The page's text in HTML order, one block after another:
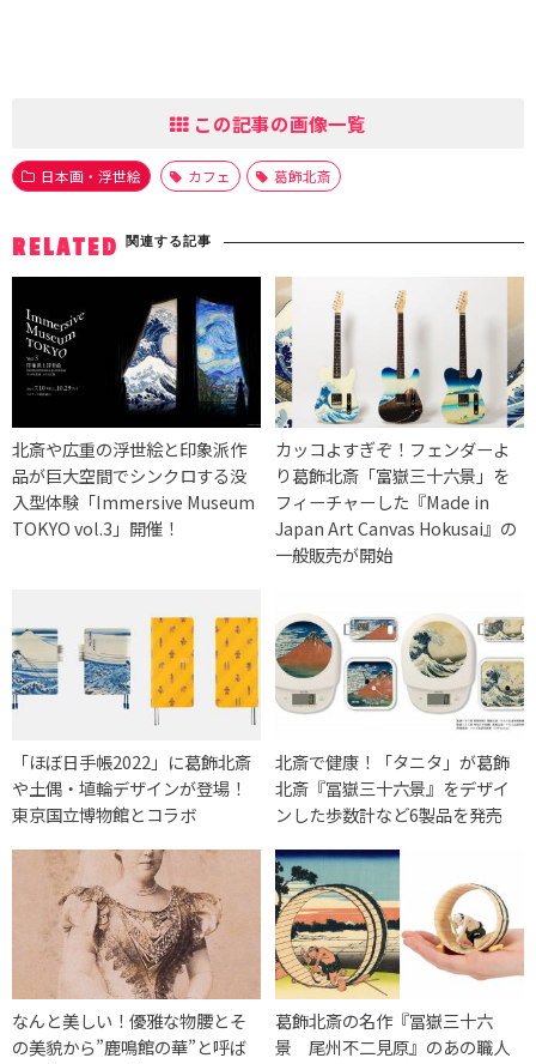
この記事の画像一覧
日本画・浮世絵 カフェ 葛飾北斎
RELATED 関連する記事
北斎や広重の浮世絵と印象派作
品が巨大空間でシンクロする没
入型体験「Immersive Museum
TOKYO vol.3」開催！
カッコよすぎぞ！フェンダーよ
り葛飾北斎「富嶽三十六景」を
フィーチャーした『Made in
Japan Art Canvas Hokusai』の
一般販売が開始
「ほぼ日手帳2022」に葛飾北斎
や土偶・埴輪デザインが登場！
東京国立博物館とコラボ
北斎で健康！「タニタ」が葛飾
北斎『冨嶽三十六景』をデザイ
ンした歩数計など6製品を発売
なんと美しい！優雅な物腰とそ
の美貌から”鹿鳴館の華”と呼ば
葛飾北斎の名作『冨嶽三十六
景 尾州不二見原』のあの職人